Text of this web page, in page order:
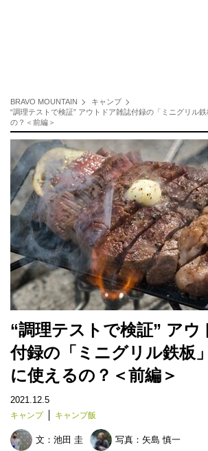
BRAVO MOUNTAIN
キャンプ
“調理テストで検証” アウトドア雑誌付録の「ミニグリル
の？＜前編＞
“調理テストで検証” アウ
付録の「ミニグリル鉄板
に使えるの？＜前編＞
2021.12.5
キャンプ キャンプ飯
文： 池田 圭 写真： 矢島 慎一